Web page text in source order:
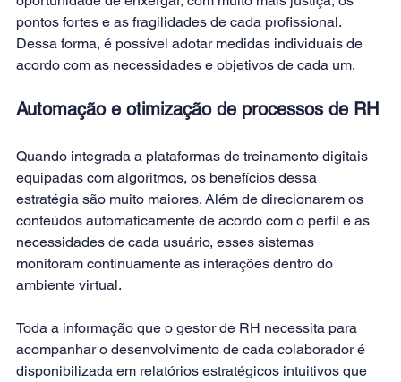
pontos fortes e as fragilidades de cada profissional.
Dessa forma, é possível adotar medidas individuais de
acordo com as necessidades e objetivos de cada um.
Automação e otimização de processos de RH
Quando integrada a plataformas de treinamento digitais
equipadas com algoritmos, os benefícios dessa
estratégia são muito maiores. Além de direcionarem os
conteúdos automaticamente de acordo com o perfil e as
necessidades de cada usuário, esses sistemas
monitoram continuamente as interações dentro do
ambiente virtual.
Toda a informação que o gestor de RH necessita para
acompanhar o desenvolvimento de cada colaborador é
disponibilizada em relatórios estratégicos intuitivos que